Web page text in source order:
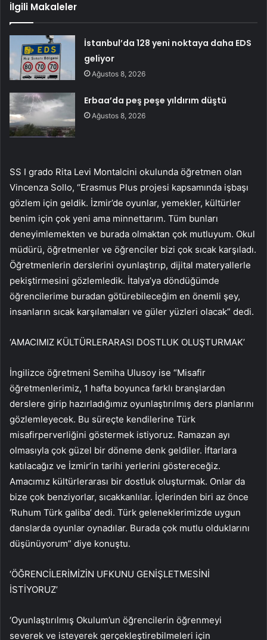
İlgili Makaleler
İstanbul’da 128 yeni noktaya daha EDS
geliyor
Ağustos 8, 2026
Erbaa’da peş peşe yıldırım düştü
Ağustos 8, 2026
SS I grado Rita Levi Montalcini okulunda öğretmen olan
Vincenza Sollo, “Erasmus Plus projesi kapsamında işbaşı
gözlem için geldik. İzmir’de oyunlar, yemekler, kültürler
benim için çok yeni ama minnettarım. Tüm bunları
deneyimlemekten ve burada olmaktan çok mutluyum. Okul
müdürü, öğretmenler ve öğrenciler bizi çok sıcak karşıladı.
Öğretmenlerin derslerini oyunlaştırıp, dijital materyallerle
pekiştirmesini gözlemledik. İtalya’ya döndüğümde
öğrencilerime buradan götürebileceğim en önemli şey,
insanların sıcak karşılamaları ve güler yüzleri olacak” dedi.
‘AMACIMIZ KÜLTÜRLERARASI DOSTLUK OLUŞTURMAK’
İngilizce öğretmeni Semiha Ulusoy ise “Misafir
öğretmenlerimiz, 1 hafta boyunca farklı branşlardan
derslere girip hazırladığımız oyunlaştırılmış ders planlarını
gözlemleyecek. Bu süreçte kendilerine Türk
misafirperverliğini göstermek istiyoruz. Ramazan ayı
olmasıyla çok güzel bir döneme denk geldiler. İftarlara
katılacağız ve İzmir’in tarihi yerlerini göstereceğiz.
Amacımız kültürlerarası bir dostluk oluşturmak. Onlar da
bize çok benziyorlar, sıcakkanlılar. İçlerinden biri az önce
‘Ruhum Türk galiba’ dedi. Türk geleneklerimizde uygun
danslarda oyunlar oynadılar. Burada çok mutlu olduklarını
düşünüyorum” diye konuştu.
‘ÖĞRENCİLERİMİZİN UFKUNU GENİŞLETMESİNİ
İSTİYORUZ’
‘Oyunlaştırılmış Okulum’un öğrencilerin öğrenmeyi
severek ve isteyerek gerçekleştirebilmeleri için